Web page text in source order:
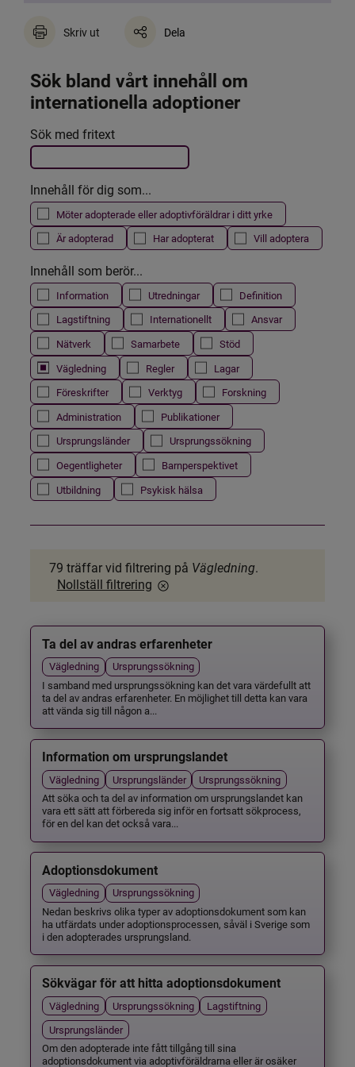
Skriv ut Dela
Sök bland vårt innehåll om
internationella adoptioner
Filtrera resultatet
Det här formuläret postas automatiskt
Sök med fritext
Innehåll för dig som...
Möter adopterade eller adoptivföräldrar i ditt yrke
Är adopterad
Har adopterat Vill adoptera
Innehåll som berör...
Information Utredningar
Definition
Lagstiftning
Internationellt
Ansvar
Nätverk
Samarbete
Stöd
Vägledning
Regler
Lagar
Föreskrifter
Verktyg
Forskning
Administration
Publikationer
Ursprungsländer
Ursprungssökning
Oegentligheter
Barnperspektivet
Utbildning
Psykisk hälsa
79 träffarvid filtrering på Vägledning.
Nollställ filtrering
Ta del av andras erfarenheter
Vägledning
Ursprungssökning
I samband med ursprungssökning kan det vara värdefullt att
ta del av andras erfarenheter. En möjlighet till detta kan vara
att vända sig till någon a...
Information om ursprungslandet
Vägledning Ursprungsländer
Ursprungssökning
Att söka och ta del av information om ursprungslandet kan
vara ett sätt att förbereda sig inför en fortsatt sökprocess,
för en del kan det också vara...
Adoptionsdokument
Vägledning
Ursprungssökning
Nedan beskrivs olika typer av adoptionsdokument som kan
ha utfärdats under adoptionsprocessen, såväl i Sverige som
i den adopterades ursprungsland.
Sökvägar för att hitta adoptionsdokument
Vägledning Ursprungssökning
Lagstiftning
Ursprungsländer
Om den adopterade inte fått tillgång till sina
adoptionsdokument via adoptivföräldrarna eller är osäker